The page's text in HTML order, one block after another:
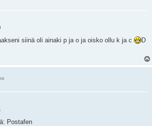
siinä oli ainaki p ja o ja oisko ollu k ja c D
Postafen